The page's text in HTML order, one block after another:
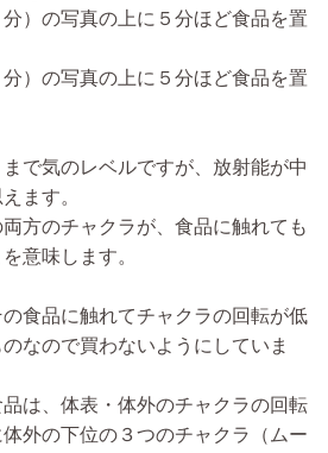
）の写真の上に５分ほど食品を置
）の写真の上に５分ほど食品を置
で気のレベルですが、放射能が中
ます。
方のチャクラが、食品に触れても
意味します。
食品に触れてチャクラの回転が低
なので買わないようにしていま
は、体表・体外のチャクラの回転
外の下位の３つのチャクラ（ムー